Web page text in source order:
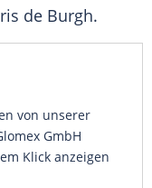
de Burgh.
von unserer
GmbH
Klick anzeigen